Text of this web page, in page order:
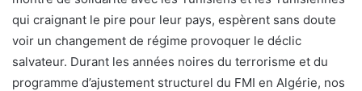
qui craignant le pire pour leur pays, espèrent sans doute
voir un changement de régime provoquer le déclic
salvateur. Durant les années noires du terrorisme et du
programme d’ajustement structurel du FMI en Algérie, nos